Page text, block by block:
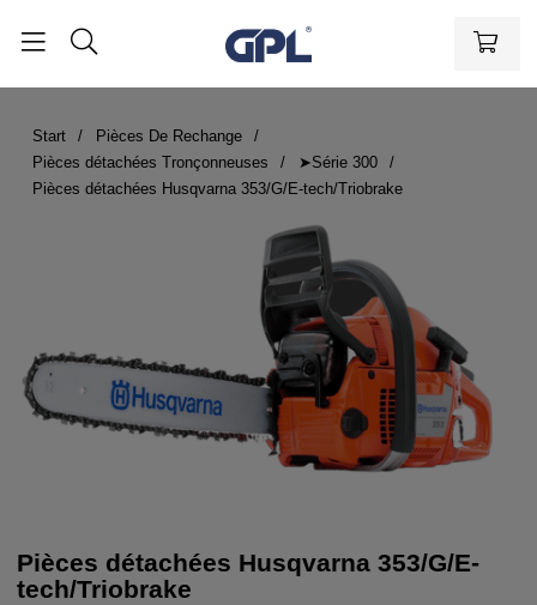
Start
Pièces De Rechange
Pièces détachées Tronçonneuses
➤Série 300
Pièces détachées Husqvarna 353/G/E-tech/Triobrake
Pièces détachées Husqvarna 353/G/E-
tech/Triobrake